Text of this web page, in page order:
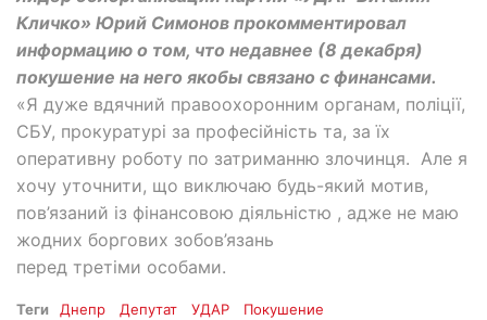
Кличко» Юрий Симонов прокомментировал
информацию о том, что недавнее (8 декабря)
покушение на него якобы связано с финансами.
«Я дуже вдячний правоохоронним органам, поліції,
СБУ, прокуратурі за професійність та, за їх
оперативну роботу по затриманню злочинця. Але я
хочу уточнити, що виключаю будь-який мотив,
пов’язаний із фінансовою діяльністю , адже не маю
жодних боргових зобов’язань
перед третіми особами.
Теги Днепр Депутат УДАР Покушение